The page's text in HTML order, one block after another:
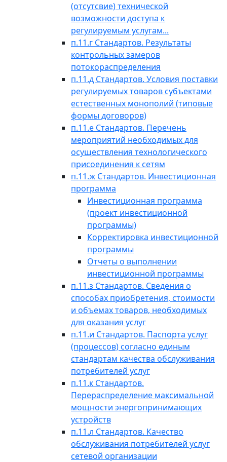
(отсутсвие) технической
возможности доступа к
регулируемым услугам...
п.11.г Стандартов. Результаты
контрольных замеров
потокораспределения
п.11.д Стандартов. Условия поставки
регулируемых товаров субъектами
естественных монополий (типовые
формы договоров)
п.11.е Стандартов. Перечень
мероприятий необходимых для
осуществления технологического
присоединения к сетям
п.11.ж Стандартов. Инвестиционная
программа
Инвестиционная программа
(проект инвестиционной
программы)
Корректировка инвестиционной
программы
Отчеты о выполнении
инвестиционной программы
п.11.з Стандартов. Сведения о
способах приобретения, стоимости
и объемах товаров, необходимых
для оказания услуг
п.11.и Стандартов. Паспорта услуг
(процессов) согласно единым
стандартам качества обслуживания
потребителей услуг
п.11.к Стандартов.
Перераспределение максимальной
мощности энергопринимающих
устройств
п.11.л Стандартов. Качество
обслуживания потребителей услуг
сетевой организации